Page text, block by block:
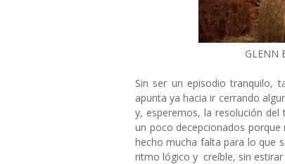
GLENN
Sin ser un episodio tranquilo,
apunta ya hacia ir cerrando
y, esperemos, la resolución
un poco decepcionados
hecho mucha falta para lo que
ritmo lógico y creíble, sin